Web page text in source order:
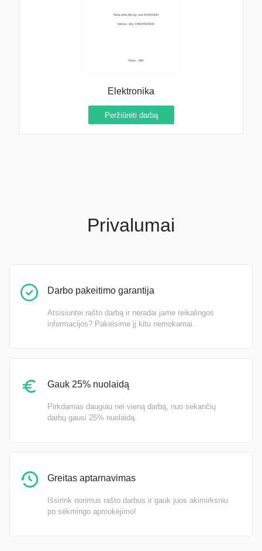
Elektronika
Peržiūrėti darbą
Privalumai
Darbo pakeitimo garantija
Atsisiuntei rašto darbą ir neradai jame reikalingos
informacijos? Pakeisime jį kitu nemokamai.
Gauk 25% nuolaidą
Pirkdamas daugiau nei vieną darbą, nuo sekančių
darbų gausi 25% nuolaidą.
Greitas aptarnavimas
Išsirink norimus rašto darbus ir gauk juos akimirksniu
po sėkmingo apmokėjimo!